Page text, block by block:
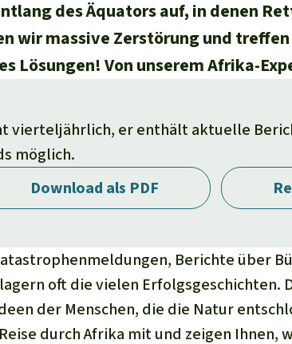
des Äquators auf, in denen
wir massive Zerstörung und
Lösungen! Von unserem Afrika-
vierteljährlich, er enthält aktuelle
möglich.
Download als PDF
Berichte über
oft die vielen Erfolgsgeschichten.
der Menschen, die die Natur
durch Afrika mit und zeigen Ihnen,